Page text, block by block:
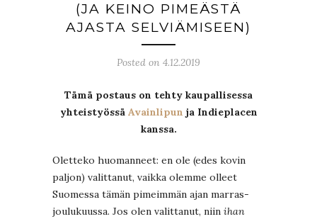
(JA KEINO PIMEÄSTÄ
AJASTA SELVIÄMISEEN)
Posted on 4.12.2019
Tämä postaus on tehty kaupallisessa
yhteistyössä Avainlipun ja Indieplacen
kanssa.
Oletteko huomanneet: en ole (edes kovin
paljon) valittanut, vaikka olemme olleet
Suomessa tämän pimeimmän ajan marras-
joulukuussa. Jos olen valittanut, niin ihan